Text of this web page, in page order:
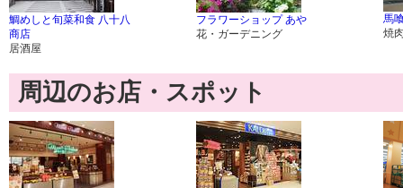
鯛めしと旬菜和食 八十八
商店
居酒屋
フラワーショップ あや
花・ガーデニング
馬
焼
周辺のお店・スポット